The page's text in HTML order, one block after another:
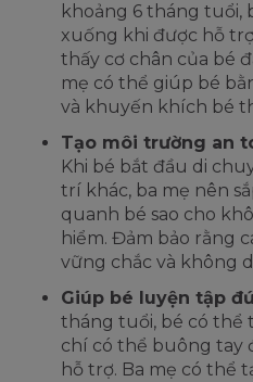
khoảng 6 tháng tuổi,
xuống khi được hỗ
thấy cơ chân của bé
mẹ có thể giúp bé
và khuyến khích bé
Tạo môi trường an
Khi bé bắt đầu di
trí khác, ba mẹ nên
quanh bé sao cho
hiểm. Đảm bảo rằng
vững chắc và không
Giúp bé luyện tập
tháng tuổi, bé có thể
chí có thể buông tay
hỗ trợ. Ba mẹ có thể